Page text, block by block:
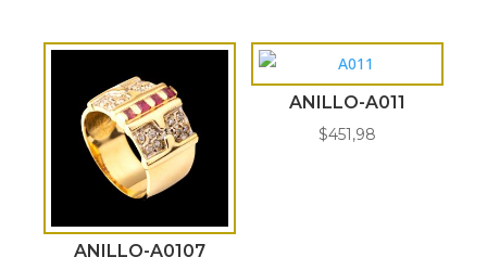
ANILLO-A0107
ANILLO-A011
$451,98